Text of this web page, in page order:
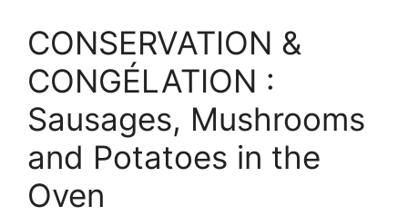
CONSERVATION &
CONGÉLATION :
Sausages, Mushrooms
and Potatoes in the
Oven